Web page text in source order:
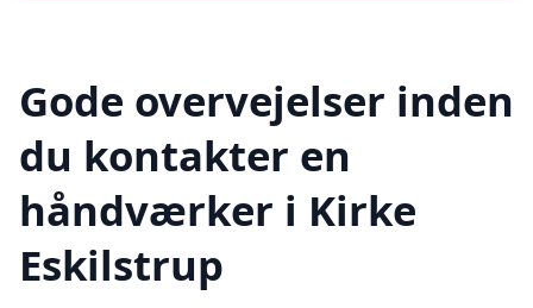
Gode overvejelser inden
du kontakter en
håndværker i Kirke
Eskilstrup